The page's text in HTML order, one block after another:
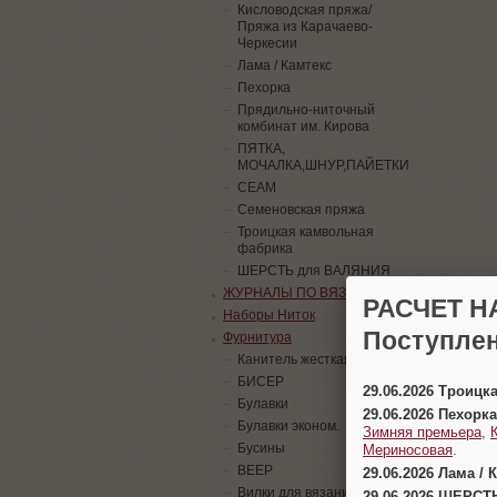
Кисловодская пряжа/
Пряжа из Карачаево-
Черкесии
Лама / Камтекс
Пехорка
Прядильно-ниточный
комбинат им. Кирова
ПЯТКА,
МОЧАЛКА,ШНУР,ПАЙЕТКИ
СЕАМ
Семеновская пряжа
Троицкая камвольная
фабрика
ШЕРСТЬ для ВАЛЯНИЯ
ЖУРНАЛЫ ПО ВЯЗАНИЮ
Наборы Ниток
Фурнитура
Канитель жесткая
БИСЕР
Булавки
Булавки эконом.
Бусины
ВЕЕР
Вилки для вязания
РАСЧЕТ
29.06.2026
29.06.2026
Зимняя премьера
Мериносовая
29.06.2026 Лама /